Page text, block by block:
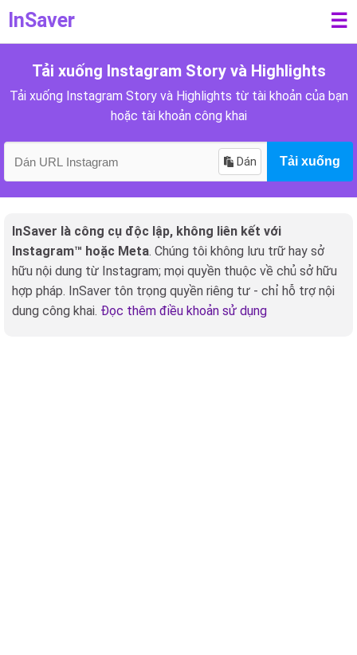
InSaver ☰
Tải xuống Instagram Story và Highlights
Tải xuống Instagram Story và Highlights từ tài khoản của bạn
hoặc tài khoản công khai
Dán Tải xuống
InSaver là công cụ độc lập, không liên kết với
Instagram™ hoặc Meta. Chúng tôi không lưu trữ hay sở
hữu nội dung từ Instagram; mọi quyền thuộc về chủ sở hữu
hợp pháp. InSaver tôn trọng quyền riêng tư - chỉ hỗ trợ nội
dung công khai. Đọc thêm điều khoản sử dụng